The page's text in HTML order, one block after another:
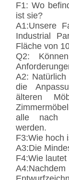
F1: Wo
ist sie?
A1:Unsere
Industrial
Fläche von
Q2:
A2:
die
älteren
alle nach
werden.
F3:Wie hoch
A3:Die
F4:Wie